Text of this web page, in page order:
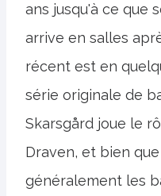
ans jusqu'à ce que
arrive en salles
récent est en
série originale de
Skarsgård joue le
Draven, et bien
généralement les